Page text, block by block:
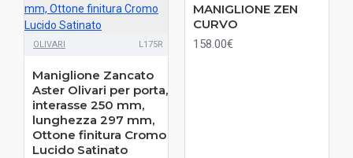
OLIVARI L175R
Maniglione Zancato
Aster Olivari per porta,
interasse 250 mm,
lunghezza 297 mm,
Ottone finitura Cromo
Lucido Satinato
MANIGLIONE ZEN
CURVO
158.00€